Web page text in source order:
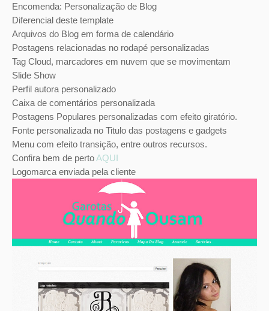
Encomenda: Personalização de Blog
Diferencial deste template
Arquivos do Blog em forma de calendário
Postagens relacionadas no rodapé personalizadas
Tag Cloud, marcadores em nuvem que se movimentam
Slide Show
Perfil autora personalizado
Caixa de comentários personalizada
Postagens Populares personalizadas com efeito giratório.
Fonte personalizada no Titulo das postagens e gadgets
Menu com efeito transição, entre outros recursos.
Confira bem de pertoAQUI
Logomarca enviada pela cliente